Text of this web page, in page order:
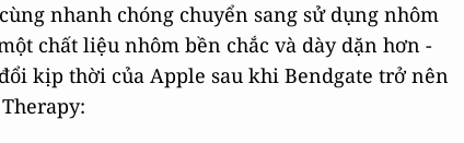
nhanh chóng chuyển sang sử dụng nhôm
chất liệu nhôm bền chắc và dày dặn hơn -
kịp thời của Apple sau khi Bendgate trở nên